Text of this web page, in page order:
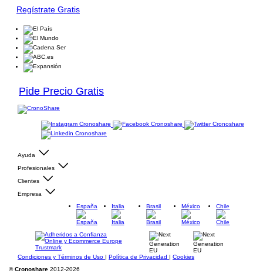
Regístrate Gratis
Pide Precio Gratis
Ayuda
Profesionales
Clientes
Empresa
España
Italia Brasil México Chile
Condiciones y Términos de Uso | Política de Privacidad | Cookies
©Cronoshare 2012-2026